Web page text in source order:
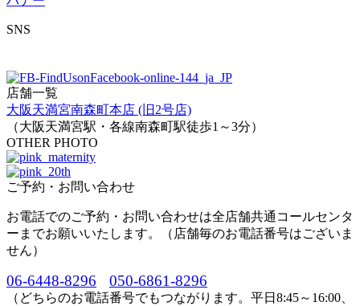
SNS
店舗一覧
大阪天満宮南森町本店 (旧2号店)
（大阪天満宮駅・各線南森町駅徒歩1～3分）
OTHER PHOTO
ご予約・お問い合わせ
お電話でのご予約・お問い合わせは全店舗共通コールセンタ
ーまでお願いいたします。（店舗毎のお電話番号はございま
せん）
06-6448-8296 050-6861-8296
（どちらのお電話番号でもつながります。平日8:45～16:00、